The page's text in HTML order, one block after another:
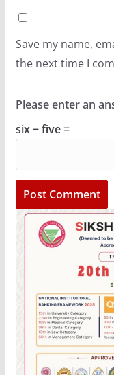
Save my name,
the next time I
Please enter an
six − five =